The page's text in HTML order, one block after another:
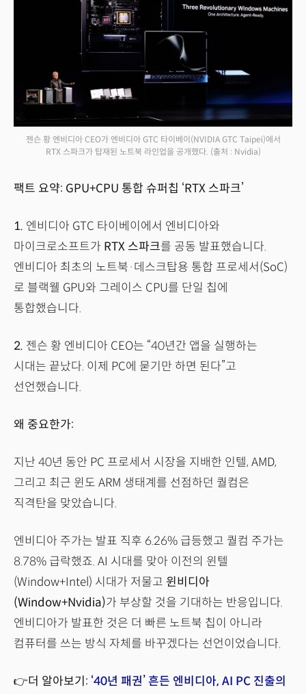
젠슨 황 엔비디아 CEO가 엔비디아 GTC 타이베이(NVIDIA GTC Taipei)에서
RTX 스파크가 탑재된 노트북 라인업을 공개했다. (출처 : Nvidia)
팩트 요약: GPU+CPU 통합 슈퍼칩 ‘RTX 스파크’
1. 엔비디아 GTC 타이베이에서 엔비디아와
마이크로소프트가 RTX 스파크를 공동 발표했습니다.
엔비디아 최초의 노트북·데스크탑용 통합 프로세서(SoC)
로 블랙웰 GPU와 그레이스 CPU를 단일 칩에
통합했습니다.
2. 젠슨 황 엔비디아 CEO는 “40년간 앱을 실행하는
시대는 끝났다. 이제 PC에 묻기만 하면 된다”고
선언했습니다.
왜 중요한가:
지난 40년 동안 PC 프로세서 시장을 지배한 인텔, AMD,
그리고 최근 윈도 ARM 생태계를 선점하던 퀄컴은
직격탄을 맞았습니다.
엔비디아 주가는 발표 직후 6.26% 급등했고 퀄컴 주가는
8.78% 급락했죠. AI 시대를 맞아 이전의 윈텔
(Window+Intel) 시대가 저물고 윈비디아
(Window+Nvidia)가 부상할 것을 기대하는 반응입니다.
엔비디아가 발표한 것은 더 빠른 노트북 칩이 아니라
컴퓨터를 쓰는 방식 자체를 바꾸겠다는 선언이었습니다.
👉더 알아보기: ‘40년 패권’ 흔든 엔비디아, AI PC 진출의